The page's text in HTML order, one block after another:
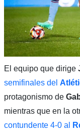
El equipo que dirige
semifinales del
protagonismo de
mientras que en la
contundente 4-0 al